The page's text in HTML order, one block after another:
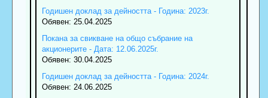
Годишен доклад за дейността - Година: 2023г.
Обявен: 25.04.2025
Покана за свикване на общо събрание на
акционерите - Дата: 12.06.2025г.
Обявен: 30.04.2025
Годишен доклад за дейността - Година: 2024г.
Обявен: 24.06.2025